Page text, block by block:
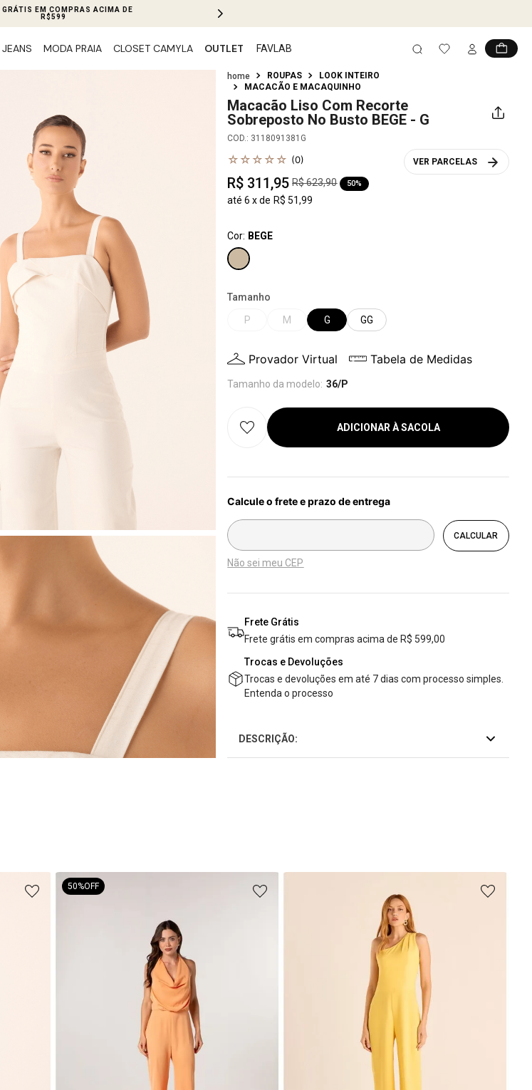
GRÁTIS EM COMPRAS ACIMA DE
R$599
JEANS MODA PRAIA CLOSET CAMYLA OUTLET FAVLAB
ROUPAS
LOOK INTEIRO
MACACÃO E MACAQUINHO
Macacão Liso Com Recorte
Sobreposto No Busto BEGE - G
COD.: 3118091381G
☆ ☆ ☆ ☆ ☆ (0)
R$ 311,95 R$623,90 50%
até 6 x de R$ 51,99
VER PARCELAS
Cor: BEGE
Tamanho
P
M G GG
Provador Virtual Tabela de Medidas
Tamanho da modelo: 36/P
ADICIONAR À SACOLA
Não sei meu CEP
Frete Grátis
Frete grátis em compras acima de R$ 599,00
Trocas e Devoluções
Trocas e devoluções em até 7 dias com processo simples.
Entenda o processo
DESCRIÇÃO:
50%OFF